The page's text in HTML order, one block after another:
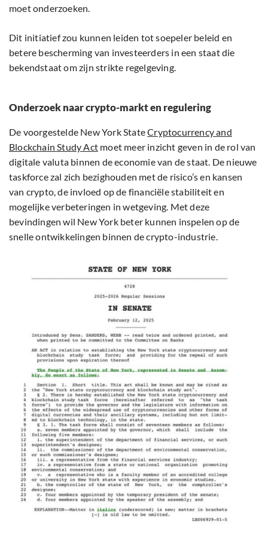
moet onderzoeken.
Dit initiatief zou kunnen leiden tot soepeler beleid en
betere bescherming van investeerders in een staat die
bekendstaat om zijn strikte regelgeving.
Onderzoek naar crypto-markt en regulering
De voorgestelde New York StateCryptocurrency and
Blockchain Study Act moet meer inzicht geven in de rol van
digitale valuta binnen de economie van de staat. De nieuwe
taskforce zal zich bezighouden met de risico’s en kansen
van crypto, de invloed op de financiële stabiliteit en
mogelijke verbeteringen in wetgeving. Met deze
bevindingen wil New York beter kunnen inspelen op de
snelle ontwikkelingen binnen de crypto-industrie.